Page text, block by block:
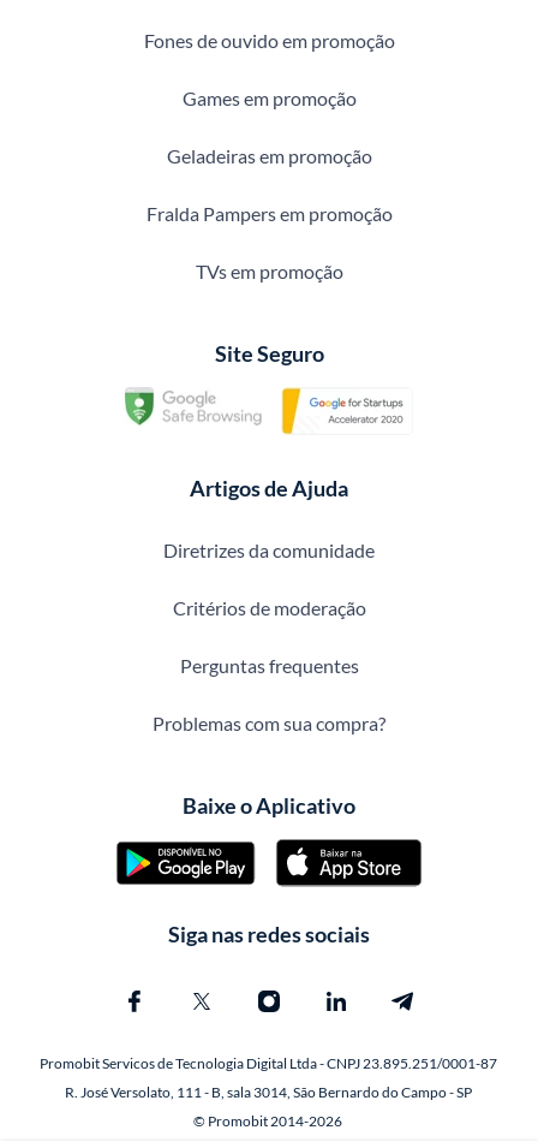
Fones de ouvido em promoção
Games em promoção
Geladeiras em promoção
Fralda Pampers em promoção
TVs em promoção
Site Seguro
Artigos de Ajuda
Diretrizes da comunidade
Critérios de moderação
Perguntas frequentes
Problemas com sua compra?
Baixe o Aplicativo
Siga nas redes sociais
Promobit Servicos de Tecnologia Digital Ltda - CNPJ 23.895.251/0001-87
R. José Versolato, 111 - B, sala 3014, São Bernardo do Campo - SP
© Promobit 2014-2026